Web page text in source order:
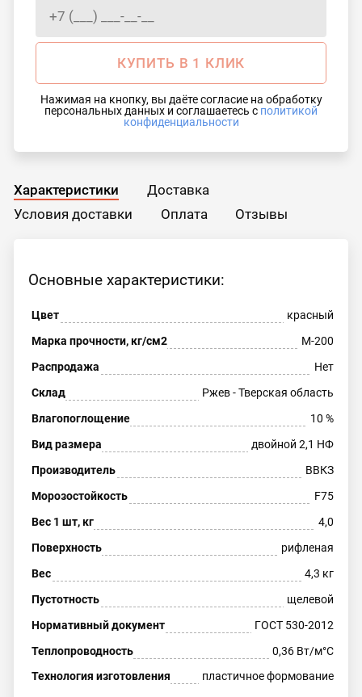
КУПИТЬ В 1 КЛИК
Нажимая на кнопку, вы даёте согласие на обработку
персональных данных и соглашаетесь с политикой
конфиденциальности
Характеристики
Доставка
Условия доставки
Оплата Отзывы
Основные характеристики:
Цвет
красный
Марка прочности, кг/см2
М-200
Распродажа
Нет
Склад
Ржев - Тверская область
Влагопоглощение
10 %
Вид размера
двойной 2,1 НФ
Производитель
ВВКЗ
Морозостойкость
F75
Вес 1 шт, кг
4,0
Поверхность
рифленая
Вес
4,3 кг
Пустотность
щелевой
Нормативный документ
ГОСТ 530-2012
Теплопроводность
0,36 Вт/м°C
Технология изготовления
пластичное формование